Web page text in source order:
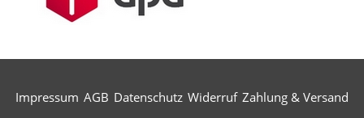
Impressum AGB Datenschutz Widerruf Zahlung & Versand